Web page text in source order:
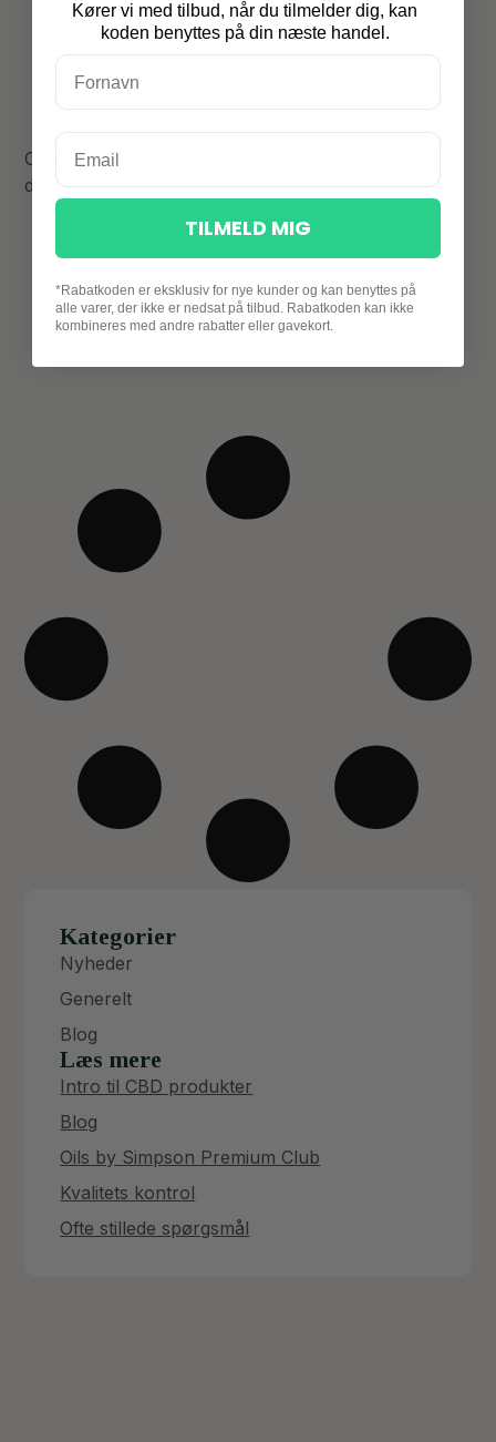
Cannabis er blevet brugt i tusindvis af år grundet
de[...]
Kategorier
Nyheder
Generelt
Blog
Læs mere
Intro til CBD produkter
Blog
Oils by Simpson Premium Club
Kvalitets kontrol
Ofte stillede spørgsmål
Kører vi med tilbud, når du tilmelder dig, kan
koden benyttes på din næste handel.
TILMELD MIG
*Rabatkoden er eksklusiv for nye kunder og kan benyttes på
alle varer, der ikke er nedsat på tilbud. Rabatkoden kan ikke
kombineres med andre rabatter eller gavekort.